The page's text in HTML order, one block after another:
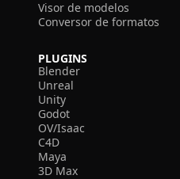
Visor de modelos
Conversor de formatos
PLUGINS
Blender
Unreal
Unity
Godot
OV/Isaac
C4D
Maya
3D Max